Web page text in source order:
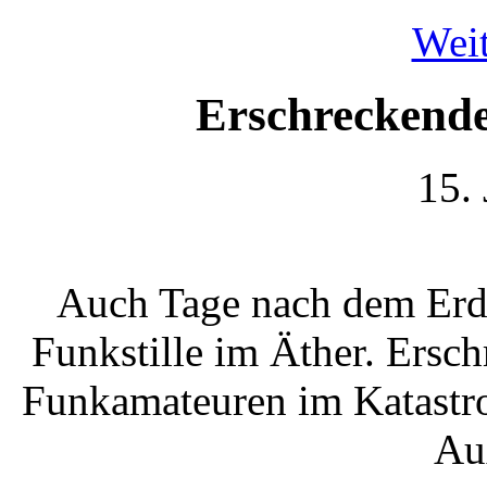
15.
Auch Tage nach dem
Funkstille im Äther.
Funkamateuren im